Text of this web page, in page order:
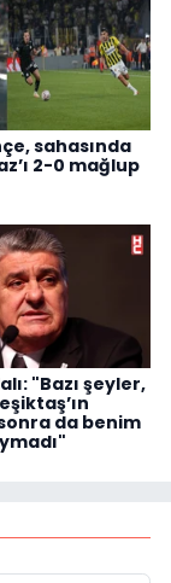
sahasında
2-0 mağlup
"Bazı şeyler,
da benim